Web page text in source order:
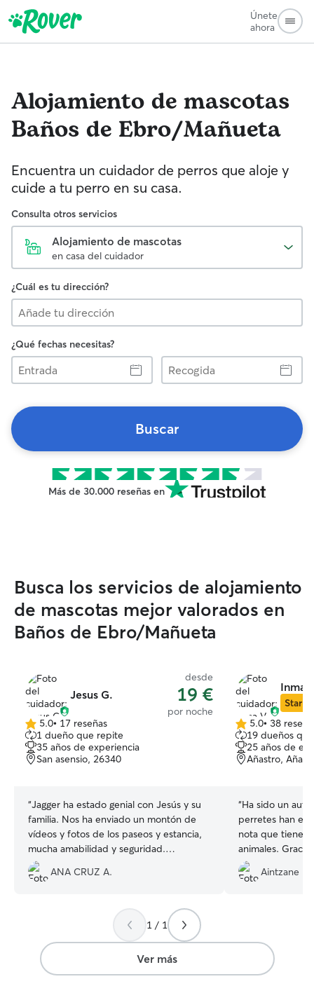
Únete
ahora
Alojamiento de mascotas
Baños de Ebro/Mañueta
Encuentra un cuidador de perros que aloje y
cuide a tu perro en su casa.
Consulta otros servicios
Alojamiento de mascotas
en casa del cuidador
¿Cuál es tu dirección?
¿Qué fechas necesitas?
Entrada
Recogida
Buscar
Más de 30.000 reseñas en
Busca los servicios de alojamiento
de mascotas mejor valorados en
Baños de Ebro/Mañueta
Jesus G.
desde
19 €
por noche
5.0
de
5
estrellas
5.0• 17 reseñas
1 dueño que repite
35 años de experiencia
San asensio, 26340
“Jagger ha estado genial con Jesús y su
familia. Nos ha enviado un montón de
vídeos y fotos de los paseos y estancia,
mucha amabilidad y seguridad.
Estuvimos muy tranquilos en todo
momento. Para repetir.
ANA CRUZ A.
Inma
Star
5.0
de
5
estrellas
5.0• 38
19 dueños
25 años de
Añastro,
“Ha sido un
perretes han
nota que tiene
animales.
Aintzane L.
1 / 1
Ver más